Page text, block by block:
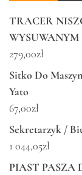
TRACER
WYSUWANYM
279,00zł
Sitko Do
Yato
67,00zł
Sekretarzyk /
1 044,05zł
PIAST PASZA